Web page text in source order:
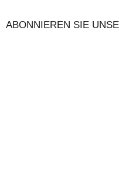
ABONNIEREN SIE